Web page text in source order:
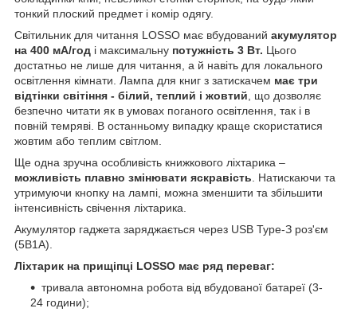
тонкий плоский предмет і комір одягу.
Світильник для читання LOSSO має вбудований акумулятор
на 400 мА/год і максимальну потужність 3 Вт. Цього
достатньо не лише для читання, а й навіть для локального
освітлення кімнати. Лампа для книг з затискачем має три
відтінки світіння - білий, теплий і жовтий , що дозволяє
безпечно читати як в умовах поганого освітлення, так і в
повній темряві. В останньому випадку краще скористатися
жовтим або теплим світлом.
Ще одна зручна особливість книжкового ліхтарика –
можливість плавно змінювати яскравість . Натискаючи та
утримуючи кнопку на лампі, можна зменшити та збільшити
інтенсивність свічення ліхтарика.
Акумулятор гаджета заряджається через USB Type-З роз'єм
(5В1А).
Ліхтарик на прищіпці LOSSO має ряд переваг:
тривала автономна робота від вбудованої батареї (3-
24 години);